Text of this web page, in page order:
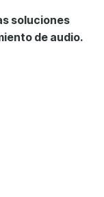
soluciones
de audio.